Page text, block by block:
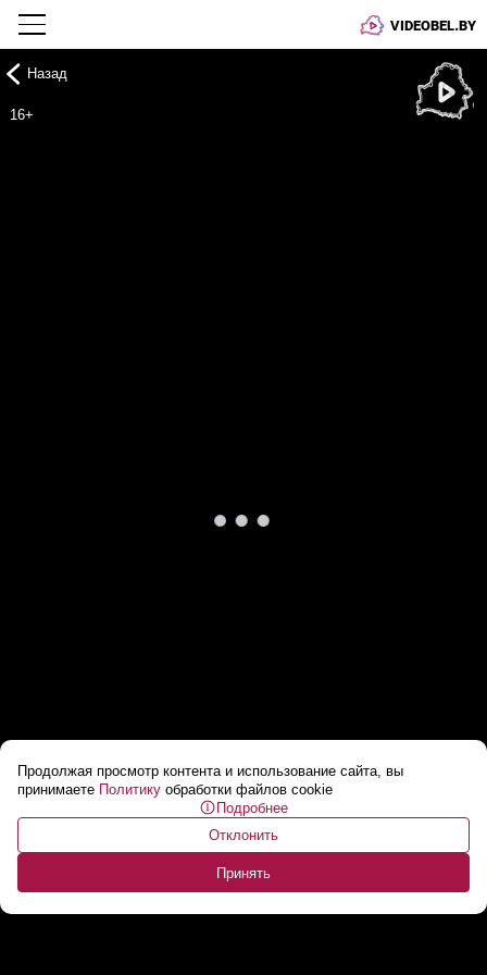
VIDEOBEL.BY
Продолжая просмотр контента и использование сайта, вы
принимаете Политику обработки файлов cookie
Подробнее
Отклонить
Принять
Назад
16+
«Сброс настроек ПОШЕЛ!» // Англичане
ликвидируют европейскую цивилизацию?...